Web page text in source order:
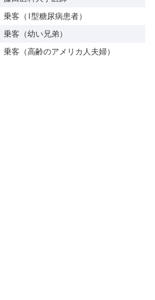
乗客（I型糖尿病患者）
乗客（幼い兄弟）
乗客（高齢のアメリカ人夫婦）